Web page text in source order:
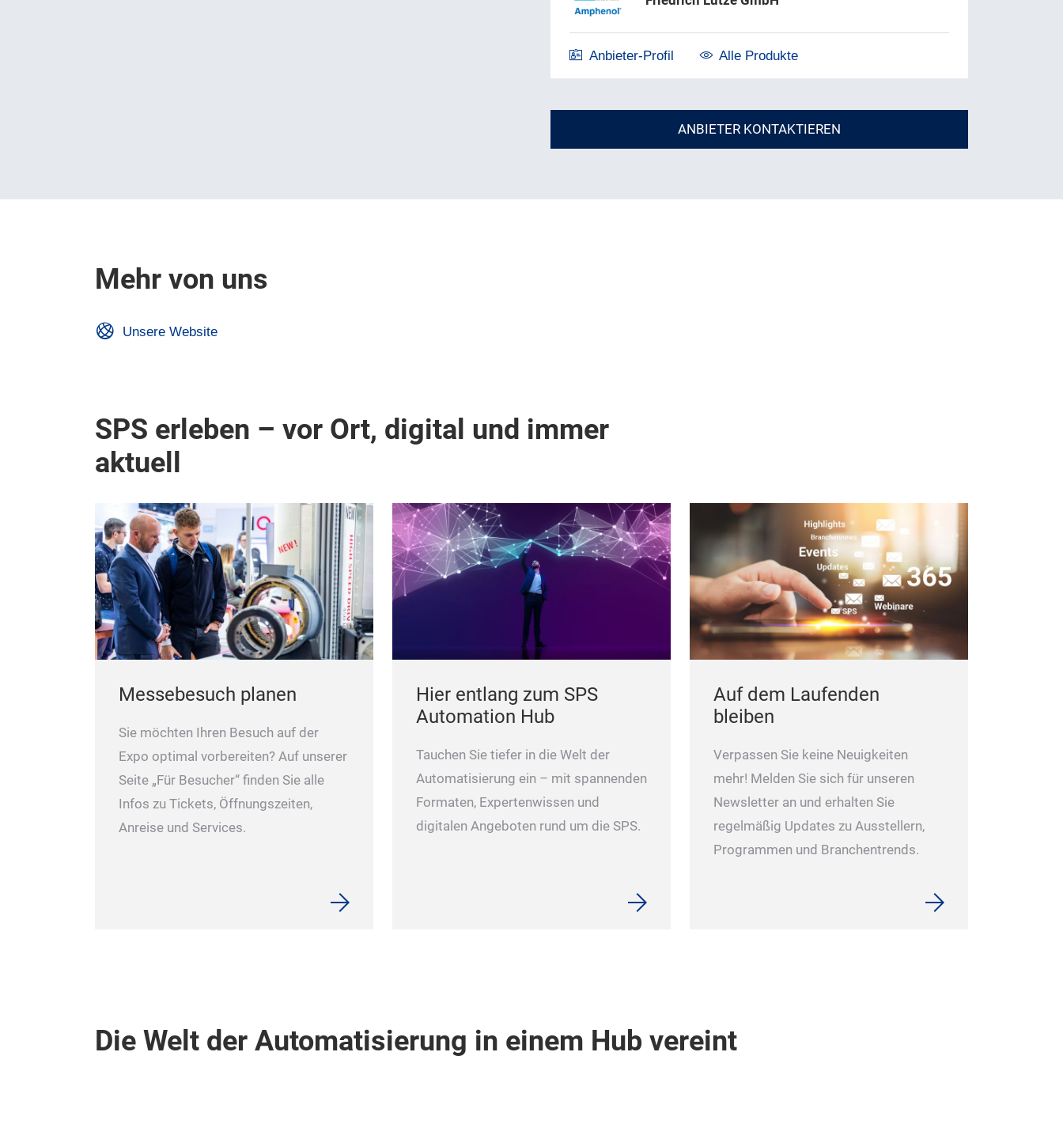
Anbieter-Profil Alle Produkte
ANBIETER KONTAKTIEREN
Mehr von uns
Unsere Website
SPS erleben – vor Ort, digital und immer
aktuell
Messebesuch planen
Sie möchten Ihren Besuch auf der
Expo optimal vorbereiten? Auf unserer
Seite „Für Besucher“ finden Sie alle
Infos zu Tickets, Öffnungszeiten,
Anreise und Services.
Hier entlang zum SPS
Automation Hub
Tauchen Sie tiefer in die Welt der
Automatisierung ein – mit spannenden
Formaten, Expertenwissen und
digitalen Angeboten rund um die SPS.
Auf dem Laufenden
bleiben
Verpassen Sie keine Neuigkeiten
mehr! Melden Sie sich für unseren
Newsletter an und erhalten Sie
regelmäßig Updates zu Ausstellern,
Programmen und Branchentrends.
Die Welt der Automatisierung in einem Hub vereint